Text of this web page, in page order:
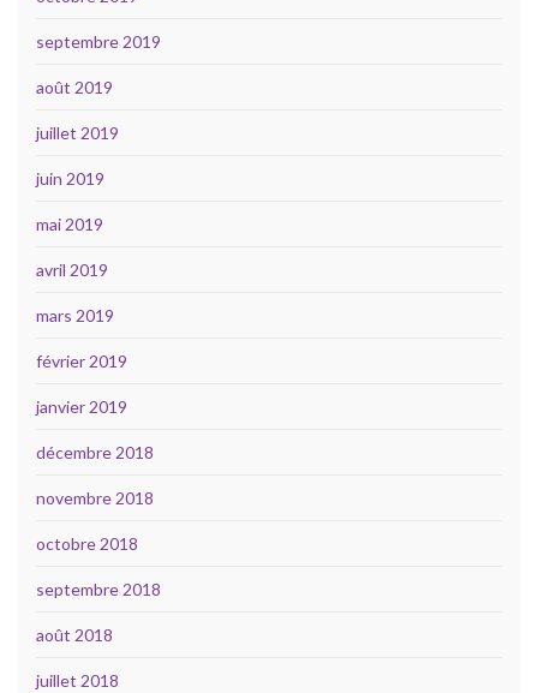
septembre 2019
août 2019
juillet 2019
juin 2019
mai 2019
avril 2019
mars 2019
février 2019
janvier 2019
décembre 2018
novembre 2018
octobre 2018
septembre 2018
août 2018
juillet 2018